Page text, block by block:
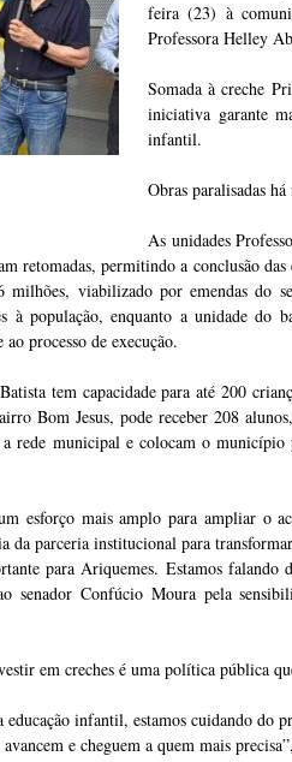
feira (23) à
Professora Helley
Somada à creche
iniciativa garante
infantil.
Obras paralisadas
As unidades
retomadas, permitindo a conclusão
viabilizado por emendas do
à população, enquanto a unidade do
processo de execução.
tem capacidade para até 200
Bom Jesus, pode receber 208
rede municipal e colocam o
esforço mais amplo para ampliar o
da parceria institucional para
para Ariquemes. Estamos falando
senador Confúcio Moura pela
em creches é uma política pública
educação infantil, estamos cuidando do
e cheguem a quem mais